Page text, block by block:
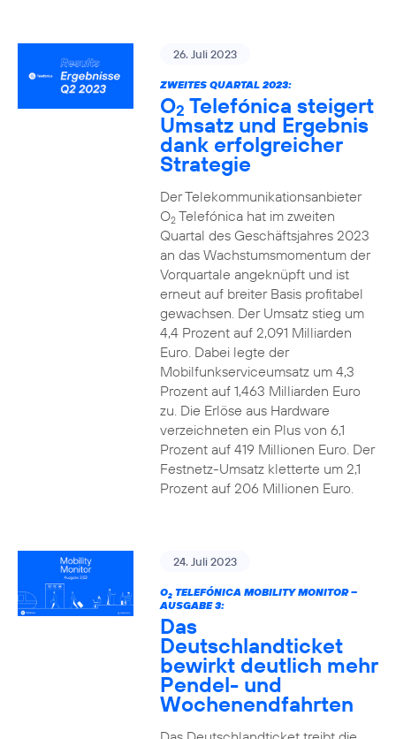
26. Juli 2023
ZWEITES QUARTAL 2023:
O2 Telefónica steigert
Umsatz und Ergebnis
dank erfolgreicher
Strategie
Der Telekommunikationsanbieter
O2Telefónica hat im zweiten
Quartal des Geschäftsjahres 2023
an das Wachstumsmomentum der
Vorquartale angeknüpft und ist
erneut auf breiter Basis profitabel
gewachsen. Der Umsatz stieg um
4,4 Prozent auf 2,091 Milliarden
Euro. Dabei legte der
Mobilfunkserviceumsatz um 4,3
Prozent auf 1,463 Milliarden Euro
zu. Die Erlöse aus Hardware
verzeichneten ein Plus von 6,1
Prozent auf 419 Millionen Euro. Der
Festnetz-Umsatz kletterte um 2,1
Prozent auf 206 Millionen Euro.
24. Juli 2023
O2TELEFÓNICA MOBILITY MONITOR –
AUSGABE 3:
Das
Deutschlandticket
bewirkt deutlich mehr
Pendel- und
Wochenendfahrten